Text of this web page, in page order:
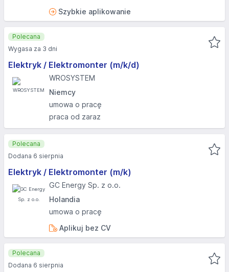
Szybkie aplikowanie
Elektryk / Elektromonter (m/k/d)
WROSYSTEM
Niemcy
umowa o pracę
praca od zaraz
Polecana
Wygasa za 3 dni
Elektryk / Elektromonter (m/k)
GC Energy Sp. z o.o.
Holandia
umowa o pracę
Aplikuj bez CV
Polecana
Dodana 6 sierpnia
Polecana
Dodana 6 sierpnia